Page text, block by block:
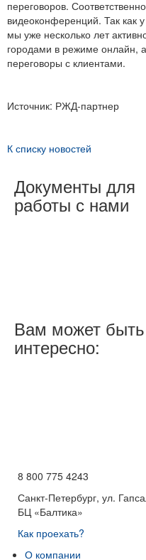
переговоров.
видеоконференций. Так как
мы уже несколько лет
городами в режиме онлайн,
переговоры с клиентами.
Источник: РЖД-партнер
К списку новостей
Документы для
работы с нами
Вам может быть
интересно:
8 800 775 4243
Санкт-Петербург, ул.
БЦ «Балтика»
Как проехать?
О компании